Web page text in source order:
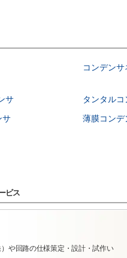
コンデン
サ
タンタル
サ
薄膜コンデ
ビス
や回路の仕様策定・設計・試作い